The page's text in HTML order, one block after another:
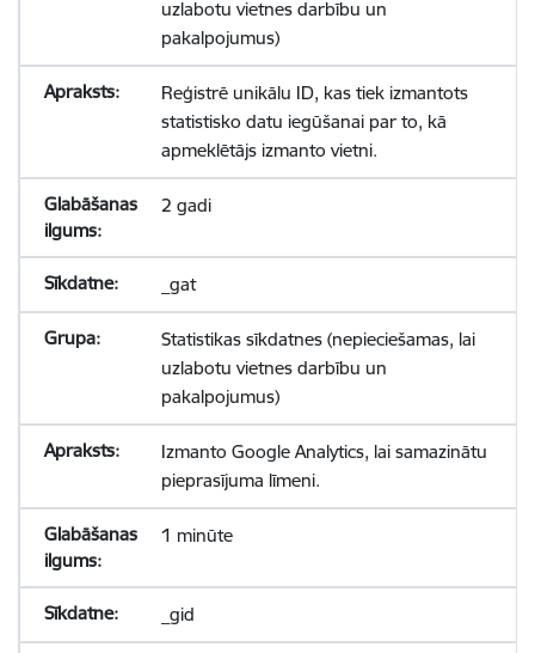
uzlabotu vietnes darbību un
pakalpojumus)
Reģistrē unikālu ID, kas tiek izmantots
statistisko datu iegūšanai par to, kā
apmeklētājs izmanto vietni.
2 gadi
_gat
Statistikas sīkdatnes (nepieciešamas, lai
uzlabotu vietnes darbību un
pakalpojumus)
Izmanto Google Analytics, lai samazinātu
pieprasījuma līmeni.
1 minūte
_gid